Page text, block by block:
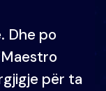
Dhe po
për ta